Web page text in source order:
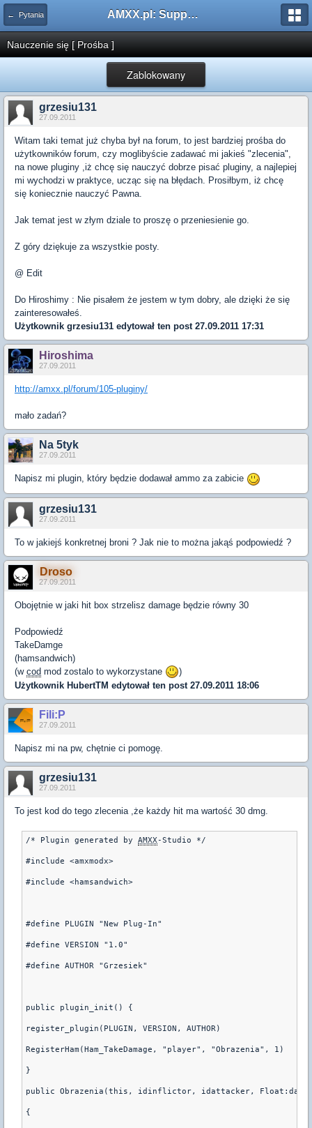
← Pytania AMXX.pl: Support AMX Mod X i SourceMod
Nauczenie się [ Prośba ]
Zablokowany
grzesiu131
27.09.2011
Witam taki temat już chyba był na forum, to jest bardziej prośba do
użytkowników forum, czy moglibyście zadawać mi jakieś "zlecenia",
na nowe pluginy ,iż chcę się nauczyć dobrze pisać pluginy, a najlepiej
mi wychodzi w praktyce, ucząc się na błędach. Prosiłbym, iż chcę
się koniecznie nauczyć Pawna.
Jak temat jest w złym dziale to proszę o przeniesienie go.
Z góry dziękuje za wszystkie posty.
@ Edit
Do Hiroshimy : Nie pisałem że jestem w tym dobry, ale dzięki że się
zainteresowałeś.
Użytkownik grzesiu131 edytował ten post 27.09.2011 17:31
Hiroshima
27.09.2011
http://amxx.pl/forum/105-pluginy/
mało zadań?
Na 5tyk
27.09.2011
Napisz mi plugin, który będzie dodawał ammo za zabicie
grzesiu131
27.09.2011
To w jakiejś konkretnej broni ? Jak nie to można jakąś podpowiedź ?
Droso
27.09.2011
Obojętnie w jaki hit box strzelisz damage będzie równy 30
Podpowiedź
TakeDamge
(hamsandwich)
(w cod mod zostalo to wykorzystane
)
Użytkownik HubertTM edytował ten post 27.09.2011 18:06
Fili:P
27.09.2011
Napisz mi na pw, chętnie ci pomogę.
grzesiu131
27.09.2011
To jest kod do tego zlecenia ,że każdy hit ma wartość 30 dmg.
/* Plugin generated by AMXX-Studio */
#include <amxmodx>
#include <hamsandwich>
#define PLUGIN "New Plug-In"
#define VERSION "1.0"
#define AUTHOR "Grzesiek"
public plugin_init() {
register_plugin(PLUGIN, VERSION, AUTHOR)
RegisterHam(Ham_TakeDamage, "player", "Obrazenia", 1)
}
public Obrazenia(this, idinflictor, idattacker,
{